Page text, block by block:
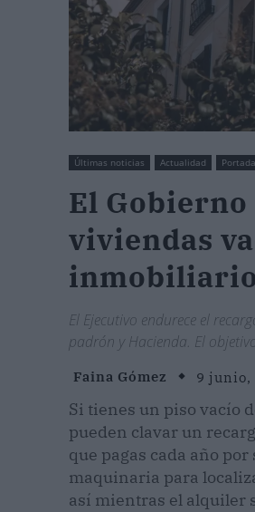
Últimas noticias Actualidad Portada
El
viviendas
El Ejecutivo endurece el
padrón y Hacienda. El
Faina Gómez 9 junio,
Si tienes un piso vacío
pueden clavar un
que pagas cada año
maquinaria para
así mientras el alquiler